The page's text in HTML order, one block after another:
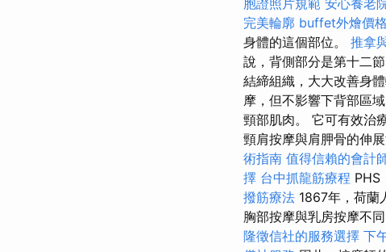
完美輪廓 buffet外燴價
身體的這個部位。 推拿
說，背側部分是第十二
結締組織，大大改善身
摩，但不影響下背部區
頸部肌肉。 它可有效治
頸肩按摩與肩胛骨的伸
術指南 值得信賴的會計
擇 台中抓龍筋療程 PHS
撥筋療法 1867年，荷蘭
胸部按摩與乳房按摩不
隆徵信社的服務選擇 下